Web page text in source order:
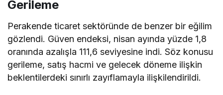
Gerileme
Perakende ticaret sektöründe de benzer bir eğilim
gözlendi. Güven endeksi, nisan ayında yüzde 1,8
oranında azalışla 111,6 seviyesine indi. Söz konusu
gerileme, satış hacmi ve gelecek döneme ilişkin
beklentilerdeki sınırlı zayıflamayla ilişkilendirildi.